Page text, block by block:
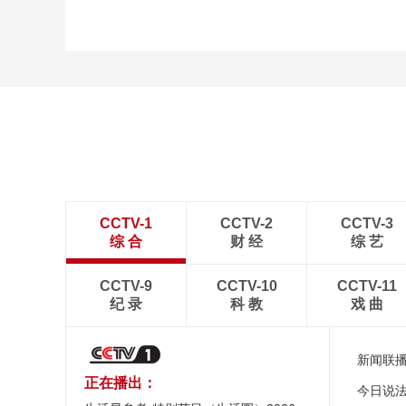
CCTV-1
综 合
CCTV-2
财 经
CCTV-3
综 艺
CCTV-9
纪 录
CCTV-10
科 教
CCTV-11
戏 曲
正在播出：
新闻联
今日说